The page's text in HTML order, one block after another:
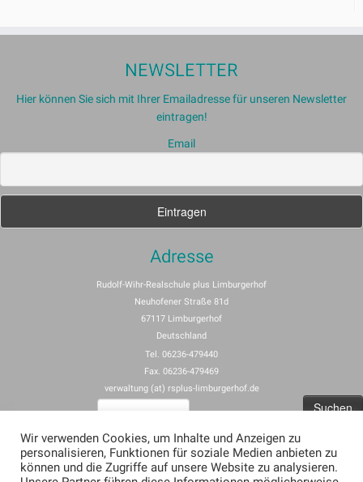
NEWSLETTER
Hier können Sie sich mit Ihrer Emailadresse für unseren Newsletter
eintragen!
Email
Adresse
Rudolf-Wihr-Realschule plus Limburgerhof
Neuhofener Straße 81d
67117 Limburgerhof
Deutschland
Tel. 06236-479440
Fax. 06236-479469
verwaltung (at) rsplus-limburgerhof.de
Impressum
Wir verwenden Cookies, um Inhalte und Anzeigen zu
personalisieren, Funktionen für soziale Medien anbieten zu
können und die Zugriffe auf unsere Website zu analysieren.